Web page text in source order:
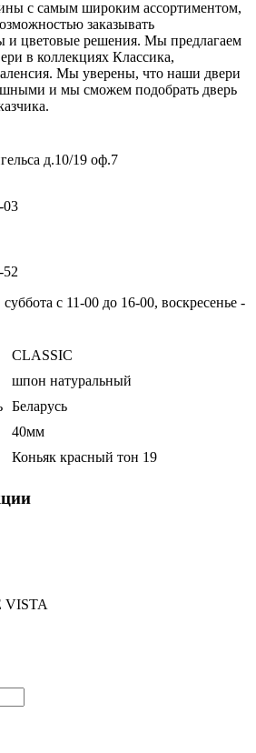
с самым широким ассортиментом,
заказывать
и цветовые решения. Мы предлагаем
в коллекциях Классика,
Мы уверены, что наши двери
и мы сможем подобрать дверь
д.10/19 оф.7
03
с 11-00 до 16-00, воскресенье -
CLASSIC
шпон натуральный
Беларусь
40мм
Коньяк красный тон 19
VISTA